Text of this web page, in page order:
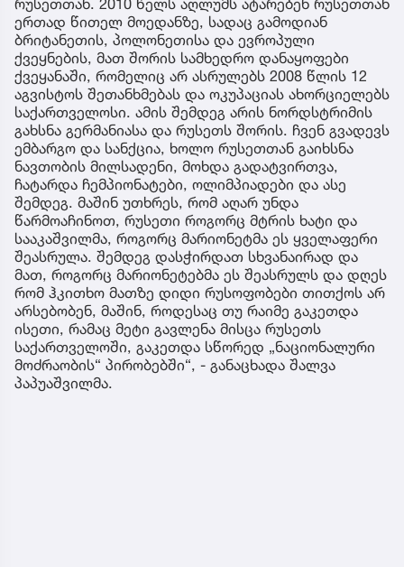
რუსეთთან. 2010 წელს აღლუმს ატარებენ რუსეთთან
ერთად წითელ მოედანზე, სადაც გამოდიან
ბრიტანეთის, პოლონეთისა და ევროპული
ქვეყნების, მათ შორის სამხედრო დანაყოფები
ქვეყანაში, რომელიც არ ასრულებს 2008 წლის 12
აგვისტოს შეთანხმებას და ოკუპაციას ახორციელებს
საქართველოსი. ამის შემდეგ არის ნორდსტრიმის
გახსნა გერმანიასა და რუსეთს შორის. ჩვენ გვადევს
ემბარგო და სანქცია, ხოლო რუსეთთან გაიხსნა
ნავთობის მილსადენი, მოხდა გადატვირთვა,
ჩატარდა ჩემპიონატები, ოლიმპიადები და ასე
შემდეგ. მაშინ უთხრეს, რომ აღარ უნდა
წარმოაჩინოთ, რუსეთი როგორც მტრის ხატი და
სააკაშვილმა, როგორც მარიონეტმა ეს ყველაფერი
შეასრულა. შემდეგ დასჭირდათ სხვანაირად და
მათ, როგორც მარიონეტებმა ეს შეასრულს და დღეს
რომ ჰკითხო მათზე დიდი რუსოფობები თითქოს არ
არსებობენ, მაშინ, როდესაც თუ რაიმე გაკეთდა
ისეთი, რამაც მეტი გავლენა მისცა რუსეთს
საქართველოში, გაკეთდა სწორედ „ნაციონალური
მოძრაობის“ პირობებში“, - განაცხადა შალვა
პაპუაშვილმა.